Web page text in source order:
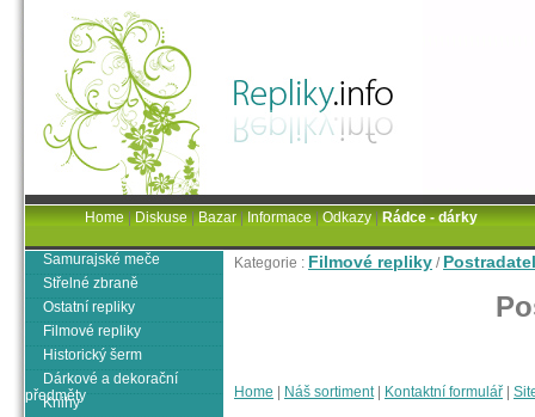
Kategorie : Filmové repliky /
Home Náš sortiment| Kontaktní formulář
Samurajské meče
Střelné zbraně
Ostatní repliky
Filmové repliky
Historický šerm
Dárkové a dekorační
předměty
Knihy
Home|Diskuse|Bazar|Informace|Odkazy|Rádce - dárky